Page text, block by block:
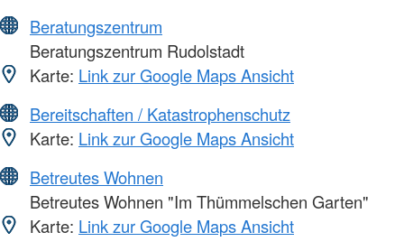
Beratungszentrum
Beratungszentrum Rudolstadt
Karte: Link zur Google Maps Ansicht
Bereitschaften / Katastrophenschutz
Karte: Link zur Google Maps Ansicht
Betreutes Wohnen
Betreutes Wohnen "Im Thümmelschen Garten"
Karte: Link zur Google Maps Ansicht